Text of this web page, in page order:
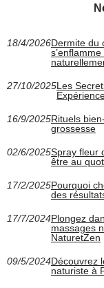
18/4/2026Dermite du
27/10/2025Les
16/9/2025Rituels
grossesse
02/6/2025Spray fleur
être au
17/2/2025Pourquoi
des
17/7/2024Plongez
massages
NaturetZen
09/5/2024Découvrez
naturiste à